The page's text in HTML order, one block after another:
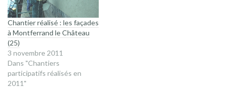
Chantier réalisé : les façades
à Montferrand le Château
(25)
3 novembre 2011
Dans "Chantiers
participatifs réalisés en
2011"